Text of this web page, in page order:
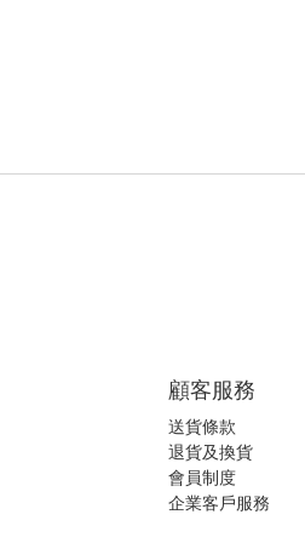
顧客服務
送貨條款
退貨及換貨
會員制度
企業客戶服務